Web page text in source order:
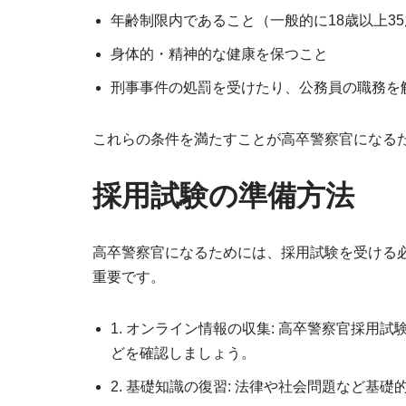
年齢制限内であること（一般的に18歳以上
身体的・精神的な健康を保つこと
刑事事件の処罰を受けたり、公務員の職務
これらの条件を満たすことが高卒警察官になる
採用試験の準備方法
高卒警察官になるためには、採用試験を受け
重要です。
1. オンライン情報の収集: 高卒警察官採用試
どを確認しましょう。
2. 基礎知識の復習: 法律や社会問題など基礎